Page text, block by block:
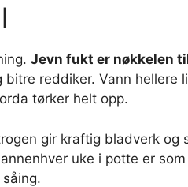
Jevn fukt er nøkkelen
reddiker. Vann hellere
tørker helt opp.
gir kraftig bladverk og
uke i potte er